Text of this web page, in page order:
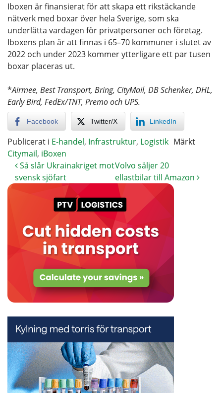
Iboxen är finansierat för att skapa ett rikstäckande
nätverk med boxar över hela Sverige, som ska
underlätta vardagen för privatpersoner och företag.
Iboxens plan är att finnas i 65–70 kommuner i slutet av
2022 och under 2023 kommer ytterligare ett par tusen
boxar placeras ut.
*Airmee, Best Transport, Bring, CityMail, DB Schenker, DHL,
Early Bird, FedEx/TNT, Premo och UPS.
Facebook Twitter/X LinkedIn
Publicerat i E-handel, Infrastruktur, Logistik Märkt
Citymail, iBoxen
Så slår Ukrainakriget mot
svensk sjöfart
Volvo säljer 20
ellastbilar till Amazon